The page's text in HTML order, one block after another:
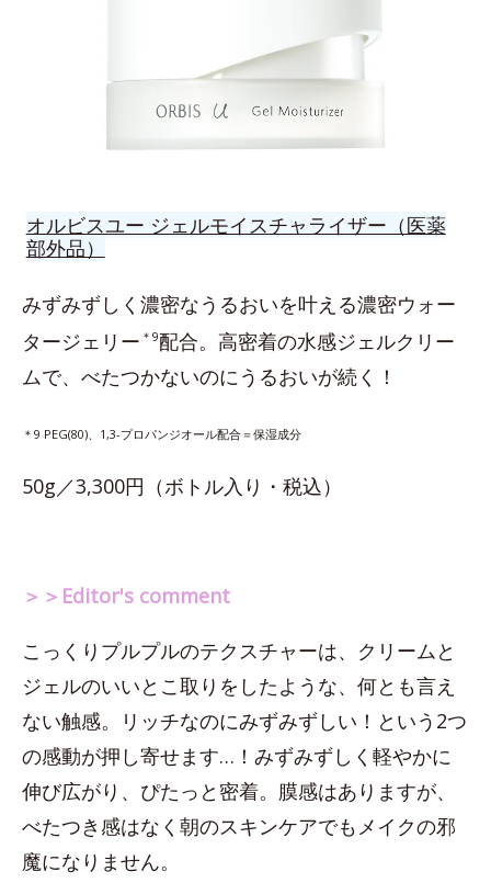
オルビスユー ジェルモイスチャライザー（医薬
部外品）
みずみずしく濃密なうるおいを叶える濃密ウォー
タージェリー ＊9配合。高密着の水感ジェルクリー
ムで、べたつかないのにうるおいが続く！
＊9 PEG(80)、1,3-プロパンジオール配合＝保湿成分
50g／3,300円（ボトル入り・税込）
＞＞Editor's comment
こっくりプルプルのテクスチャーは、クリームと
ジェルのいいとこ取りをしたような、何とも言え
ない触感。リッチなのにみずみずしい！という2つ
の感動が押し寄せます…！みずみずしく軽やかに
伸び広がり、ぴたっと密着。膜感はありますが、
べたつき感はなく朝のスキンケアでもメイクの邪
魔になりません。